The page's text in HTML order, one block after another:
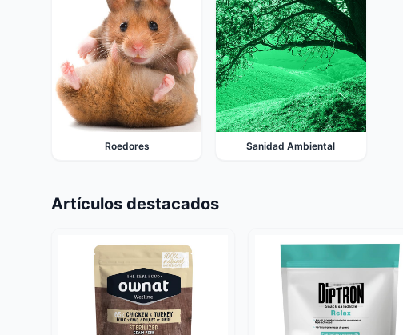
Roedores Sanidad Ambiental
Artículos destacados